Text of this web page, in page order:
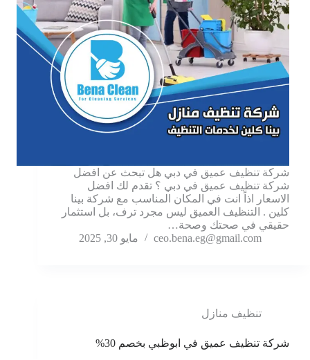
شركة تنظيف عميق في دبي هل تبحث عن افضل
شركة تنظيف عميق في دبي ؟ تقدم لك افضل
الاسعار اذاً انت في المكان المناسب مع شركة بينا
كلين . التنظيف العميق ليس مجرد ترف، بل استثمار
حقيقي في صحتك وصحة…
ceo.bena.eg@gmail.com
مايو 30, 2025
تنظيف منازل
شركة تنظيف عميق في ابوظبي بخصم 30%